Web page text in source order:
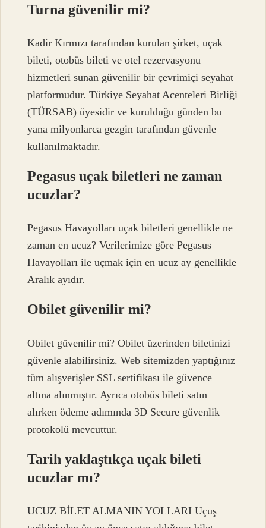
Turna güvenilir mi?
Kadir Kırmızı tarafından kurulan şirket, uçak
bileti, otobüs bileti ve otel rezervasyonu
hizmetleri sunan güvenilir bir çevrimiçi seyahat
platformudur. Türkiye Seyahat Acenteleri Birliği
(TÜRSAB) üyesidir ve kurulduğu günden bu
yana milyonlarca gezgin tarafından güvenle
kullanılmaktadır.
Pegasus uçak biletleri ne zaman
ucuzlar?
Pegasus Havayolları uçak biletleri genellikle ne
zaman en ucuz? Verilerimize göre Pegasus
Havayolları ile uçmak için en ucuz ay genellikle
Aralık ayıdır.
Obilet güvenilir mi?
Obilet güvenilir mi? Obilet üzerinden biletinizi
güvenle alabilirsiniz. Web sitemizden yaptığınız
tüm alışverişler SSL sertifikası ile güvence
altına alınmıştır. Ayrıca otobüs bileti satın
alırken ödeme adımında 3D Secure güvenlik
protokolü mevcuttur.
Tarih yaklaştıkça uçak bileti
ucuzlar mı?
UCUZ BİLET ALMANIN YOLLARI Uçuş